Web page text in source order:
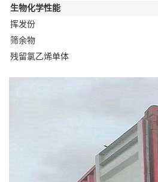
生物化学性能
挥发份
筛余物
残留氯乙烯单体